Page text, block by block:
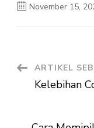
November 15,
Navigasi
Artikel
ARTIKEL
Kelebihan